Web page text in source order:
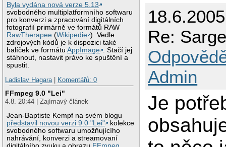
Byla vydána nová verze 5.13
svobodného multiplatformního softwaru
pro konverzi a zpracování digitálních
fotografií primárně ve formátů RAW
RawTherapee (Wikipedie ). Vedle
zdrojových kódů je k dispozici také
balíček ve formátuAppImage
. Stačí jej
stáhnout, nastavit právo ke spuštění a
spustit.
Ladislav Hagara| Komentářů: 0
FFmpeg 9.0 "Lei"
4.8. 20:44 | Zajímavý článek
Jean-Baptiste Kempf na svém blogu
představil novou verzi 9.0 "Lei"
kolekce
svobodného softwaru umožňujícího
nahrávání, konverzi a streamovaní
Re:
Admin
Je